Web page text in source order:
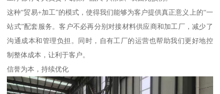
这种“贸易+加工”的模式，使得我们能够为客户提供真正意义上的“一
站式”配套服务。客户不必再分别对接材料供应商和加工厂，减少了
沟通成本和管理负担。同时，自有工厂的运营也帮助我们更好地控
制整体成本，让利于客户。
信誉为本，持续优化